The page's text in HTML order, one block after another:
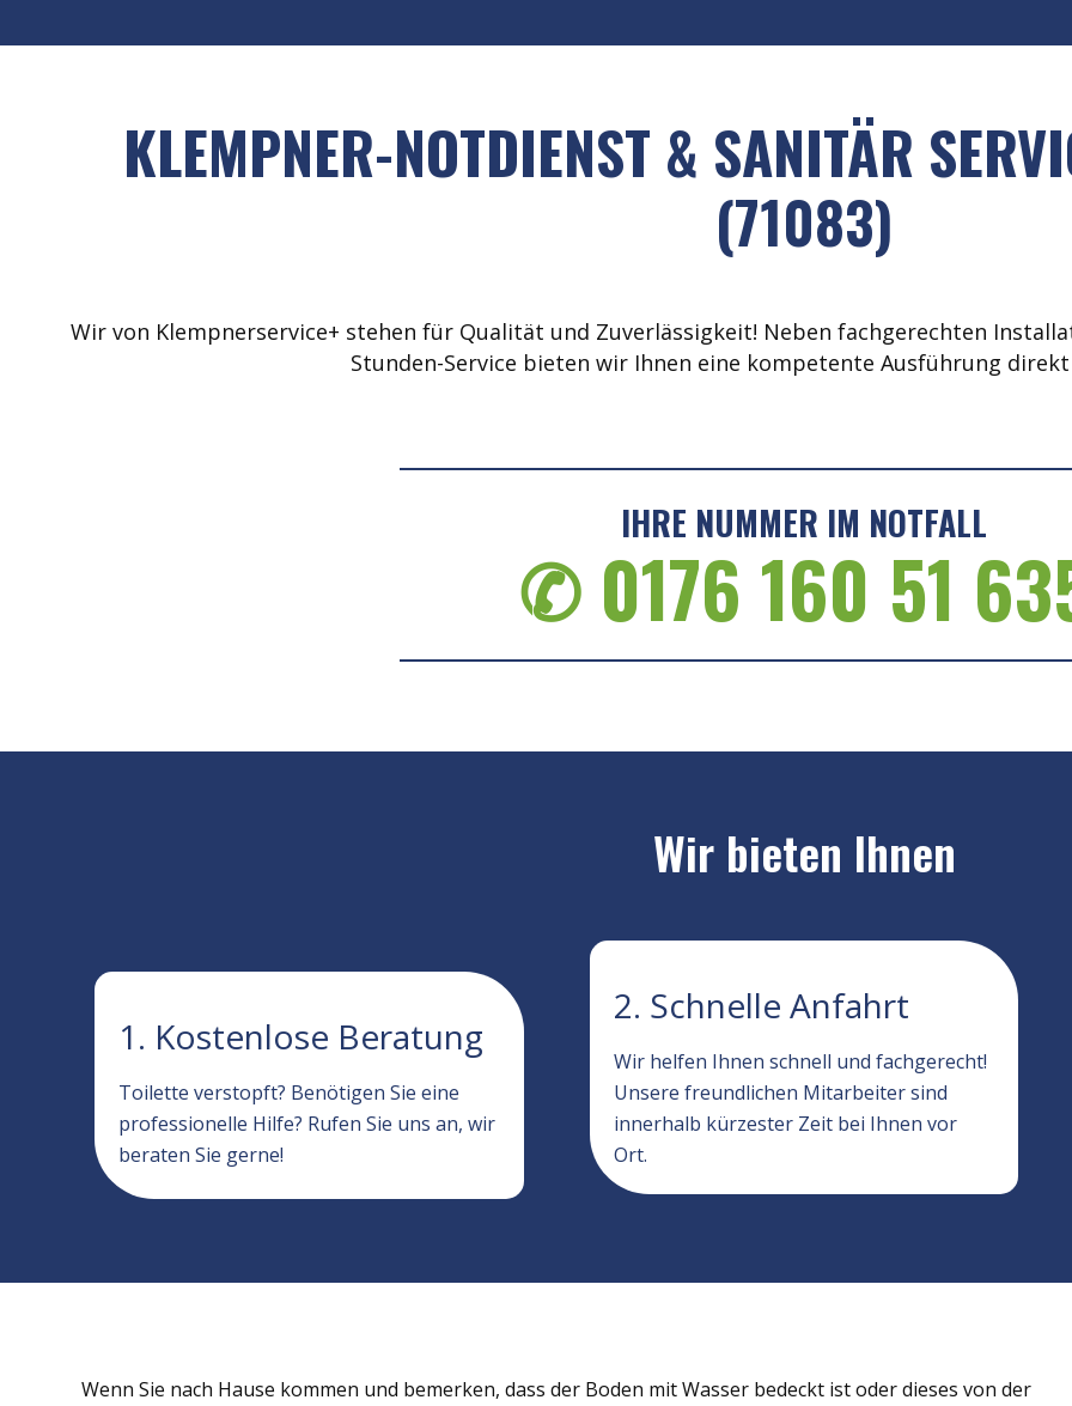
KLEMPNER-NOTDIENST & SANITÄR
(71083)
Wir von Klempnerservice+ stehen für Qualität und Zuverlässigkeit! Neben fachgerechten
Stunden-Service bieten wir Ihnen eine kompetente Ausführung
IHRE NUMMER IM NOTFALL
✆ 0176 160 51
Wir bieten Ihnen
1. Kostenlose Beratung
Toilette verstopft? Benötigen Sie eine
professionelle Hilfe? Rufen Sie uns an, wir
beraten Sie gerne!
2. Schnelle Anfahrt
Wir helfen Ihnen schnell und fachgerecht!
Unsere freundlichen Mitarbeiter sind
innerhalb kürzester Zeit bei Ihnen vor
Ort.
Wenn Sie nach Hause kommen und bemerken, dass der Boden mit Wasser bedeckt ist oder dieses von der